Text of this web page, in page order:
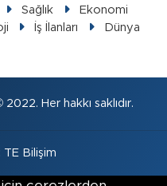
Sağlık
Ekonomi
İş İlanları Dünya
Her hakkı saklıdır.
TE Bilişim